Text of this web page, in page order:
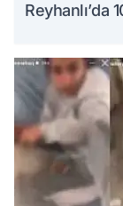
Reyhanlı’da